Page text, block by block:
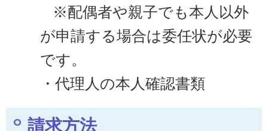
※配偶者や親子でも本人以外
が申請する場合は委任状が必要
です。
・代理人の本人確認書類
請求方法